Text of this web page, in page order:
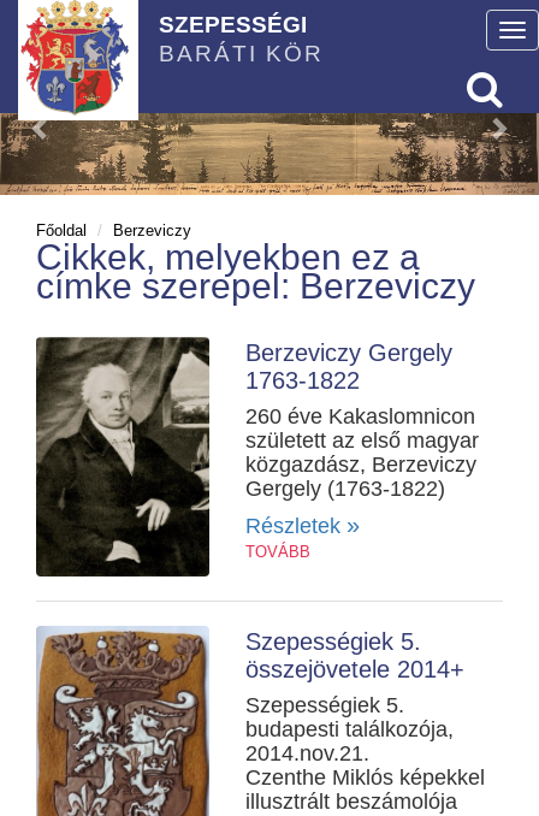
SZEPESSÉGI
BARÁTI KÖR
Főoldal Berzeviczy
Cikkek, melyekben ez a
címke szerepel: Berzeviczy
Berzeviczy Gergely
1763-1822
260 éve Kakaslomnicon
született az első magyar
közgazdász, Berzeviczy
Gergely (1763-1822)
Részletek »
TOVÁBB
Szepességiek 5.
összejövetele 2014+
Szepességiek 5.
budapesti találkozója,
2014.nov.21.
Czenthe Miklós képekkel
illusztrált beszámolója